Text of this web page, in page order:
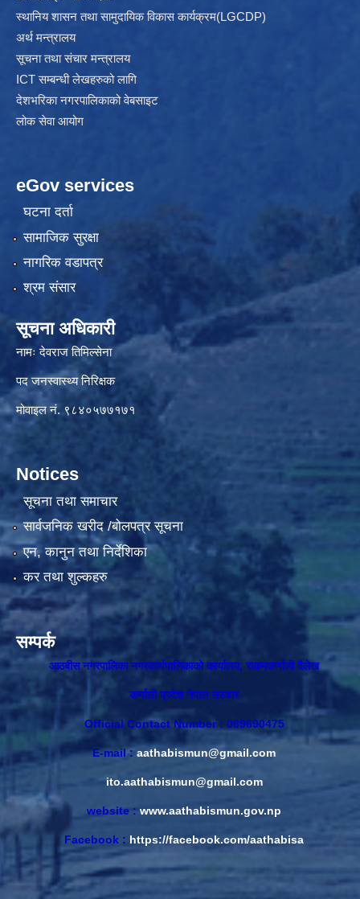
स्थानिय शासन तथा सामुदायिक विकास कार्यक्रम(LGCDP)
अर्थ मन्त्रालय
सूचना तथा संचार मन्त्रालय
ICT सम्बन्धी लेखहरुको लागि
देशभरिका नगरपालिकाको वेबसाइट
लोक सेवा आयोग
eGov services
घटना दर्ता
सामाजिक सुरक्षा
नागरिक वडापत्र
श्रम संसार
सूचना अधिकारी
नामः देवराज तिमिल्सेना
पद जनस्वास्थ्य निरिक्षक
मोवाइल नं. ९८४०५७७१७१
Notices
सूचना तथा समाचार
सार्वजनिक खरीद /बोलपत्र सूचना
एन, कानुन तथा निर्देशिका
कर तथा शुल्कहरु
सम्पर्क
आठबीस नगरपालिका नगरकार्यपालिकाकाे कार्यालय, राकमकर्णाली दैलेख
कर्णाली प्रदेश नेपाल सरकार
Official Contact Number : 089690475
E-mail : aathabismun@gmail.com
ito.aathabismun@gmail.com
website : www.aathabismun.gov.np
Facebook : https://facebook.com/aathabisa